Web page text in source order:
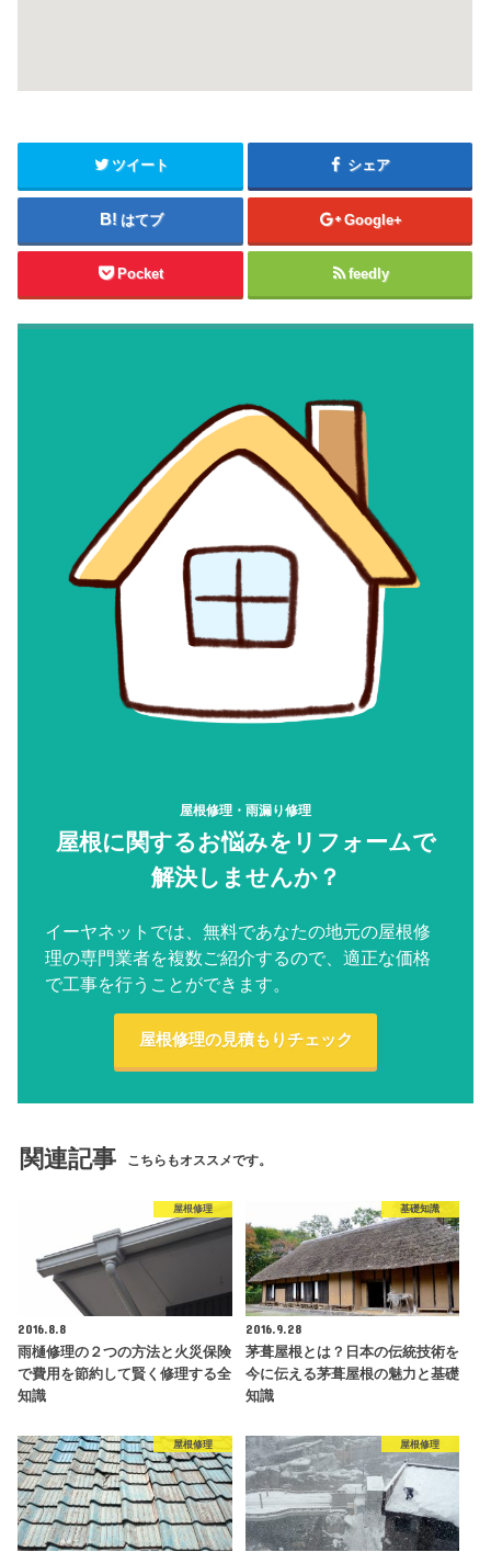
ツイート シェア
はてブ Google+
Pocket feedly
屋根修理・雨漏り修理
屋根に関するお悩みをリフォームで
解決しませんか？
イーヤネットでは、無料であなたの地元の屋根修
理の専門業者を複数ご紹介するので、適正な価格
で工事を行うことができます。
屋根修理の見積もりチェック
関連記事 こちらもオススメです。
屋根修理
2016.8.8
雨樋修理の２つの方法と火災保険
で費用を節約して賢く修理する全
知識
基礎知識
2016.9.28
茅葺屋根とは？日本の伝統技術を
今に伝える茅葺屋根の魅力と基礎
知識
屋根修理 屋根修理